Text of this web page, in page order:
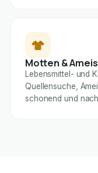
Motten &
Lebensmittel- und
Quellensuche,
schonend und